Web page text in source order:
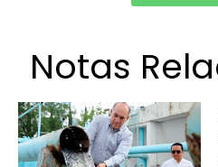
Notas